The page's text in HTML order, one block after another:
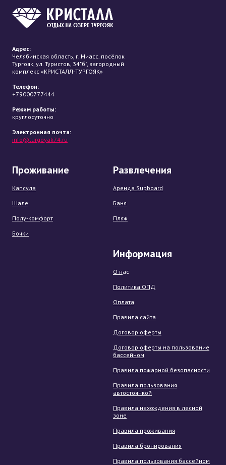
Адрес:
Челябинская область, г. Миасс. посёлок
Тургояк, ул. Туристов, 34"б", загородный
комплекс «КРИСТАЛЛ-ТУРГОЯК»
Телефон:
+79000777444
Режим работы:
круглосуточно
Электронная почта:
info@turgoyak74.ru
Проживание
Капсула
Шале
Полу-комфорт
Бочки
Развлечения
Аренда Supboard
Баня
Пляж
Информация
О нас
Политика ОПД
Оплата
Правила сайта
Договор оферты
Договор оферты на пользование
бассейном
Правила пожарной безопасности
Правила пользования
автостоянкой
Правила нахождения в лесной
зоне
Правила проживания
Правила бронирования
Правила пользования бассейном